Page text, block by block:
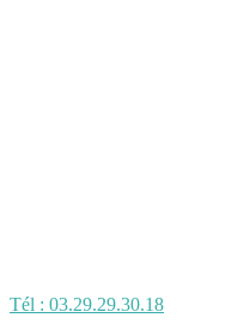
Tél : 03.29.29.30.18